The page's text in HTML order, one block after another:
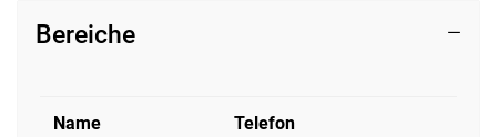
Bereiche
Name Telefon